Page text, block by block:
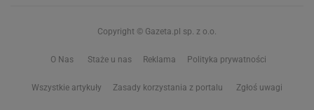
Copyright © Gazeta.pl sp. z o.o.
O Nas Staże u nas Reklama Polityka prywatności
Wszystkie artykuły Zasady korzystania z portalu Zgłoś uwagi